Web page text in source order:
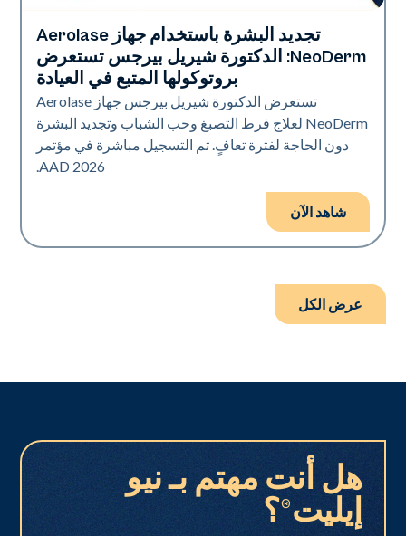
Neo Elite | إهداء
تجديد البشرة باستخدام جهاز Aerolase
NeoDerm: الدكتورة شيريل بيرجس تستعرض
بروتوكولها المتبع في العيادة
تستعرض الدكتورة شيريل بيرجس جهاز Aerolase
NeoDerm لعلاج فرط التصبغ وحب الشباب وتجديد البشرة
دون الحاجة لفترة تعافٍ. تم التسجيل مباشرة في مؤتمر
AAD 2026.
شاهد الآن
عرض الكل
هل أنت مهتم بـ نيو
إيليت®؟